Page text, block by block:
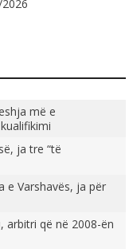
më e
ja tre “të
e Varshavës, ja për
arbitri që në 2008-ën